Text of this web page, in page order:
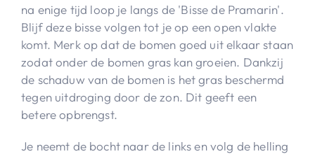
na enige tijd loop je langs de 'Bisse de Pramarin'.
Blijf deze bisse volgen tot je op een open vlakte
komt. Merk op dat de bomen goed uit elkaar staan
zodat onder de bomen gras kan groeien. Dankzij
de schaduw van de bomen is het gras beschermd
tegen uitdroging door de zon. Dit geeft een
betere opbrengst.
Je neemt de bocht naar de links en volg de helling